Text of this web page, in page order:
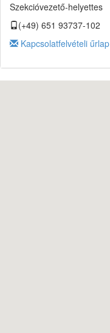
Szekcióvezető-helyettes
(+49) 651 93737-102
Kapcsolatfelvételi űrlap